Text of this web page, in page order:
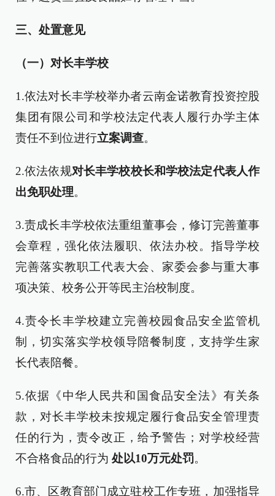
三、处置意见
（一）对长丰学校
1.依法对长丰学校举办者云南金诺教育投资控股
集团有限公司和学校法定代表人履行办学主体
责任不到位进行立案调查。
2.依法依规对长丰学校校长和学校法定代表人作
出免职处理。
3.责成长丰学校依法重组董事会，修订完善董事
会章程，强化依法履职、依法办校。指导学校
完善落实教职工代表大会、家委会参与重大事
项决策、校务公开等民主治校制度。
4.责令长丰学校建立完善校园食品安全监管机
制，切实落实学校领导陪餐制度，支持学生家
长代表陪餐。
5.依据《中华人民共和国食品安全法》有关条
款，对长丰学校未按规定履行食品安全管理责
任的行为，责令改正，给予警告；对学校经营
不合格食品的行为 处以10万元处罚。
6.市、区教育部门成立驻校工作专班，加强指导